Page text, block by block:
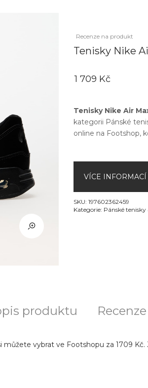
Recenze na produkt
Tenisky Nike
1 709 Kč
Tenisky Nike Air
kategorii Pánské
online na Footshop,
VÍCE INFORMACÍ
SKU: 197602362459
Kategorie: Pánské
produktu Recenze
můžete vybrat ve Footshopu za 1709